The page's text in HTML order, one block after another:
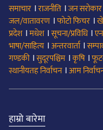
समाचार ।राजनीति ।जन सरोकार
जल/वातावरण ।फोटो फिचर ।
प्रदेश।मधेश।सूचना/प्रविधि।
भाषा/साहित्य ।अन्तरवार्ता।
गण्डकी।सुदूरपश्चिम ।कृषि।
स्थानीयतह निर्वाचन।आम
हाम्रो बारेमा